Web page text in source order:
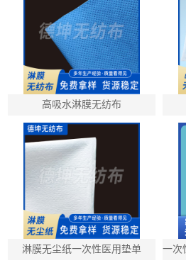
高吸水淋膜无纺布
淋膜无尘纸一次性医用垫单